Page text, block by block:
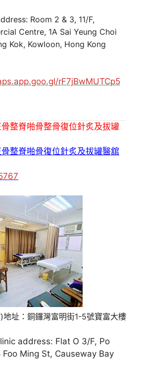
Room 2 & 3, 11/F,
Centre, 1A Sai Yeung Choi
Kok, Kowloon, Hong Kong
rF7jBwMUTCp5
整脊啪骨整骨復位針炙及拔罐
整脊啪骨復位針炙及拔罐醫舘
地址：銅鑼灣富明街1-5號寶富大樓
address: Flat O 3/F, Po
Foo Ming St, Causeway Bay